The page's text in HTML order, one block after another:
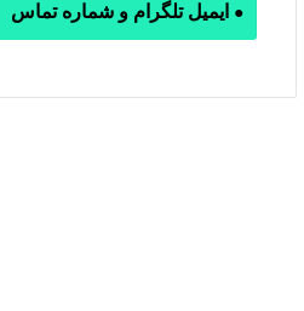
● ایمیل تلگرام و شماره تماس